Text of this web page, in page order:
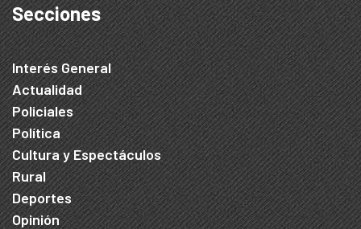
Secciones
Interés General
Actualidad
Policiales
Política
Cultura y Espectáculos
Rural
Deportes
Opinión